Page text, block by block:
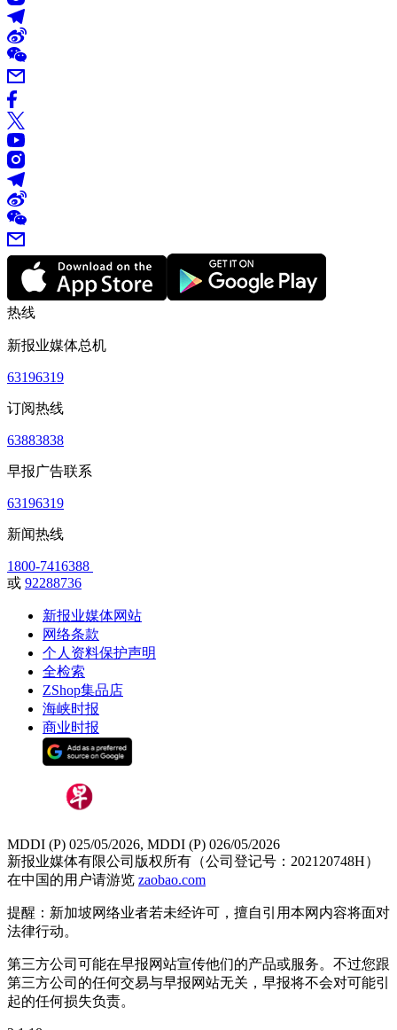
热线
新报业媒体总机
63196319
订阅热线
63883838
早报广告联系
63196319
新闻热线
1800-7416388
或 92288736
新报业媒体网站
网络条款
个人资料保护声明
全检索
ZShop集品店
海峡时报
商业时报
MDDI (P) 025/05/2026, MDDI (P) 026/05/2026
新报业媒体有限公司版权所有（公司登记号：202120748H）
在中国的用户请游览 zaobao.com
提醒：新加坡网络业者若未经许可，擅自引用本网内容将面对
法律行动。
第三方公司可能在早报网站宣传他们的产品或服务。不过您跟
第三方公司的任何交易与早报网站无关，早报将不会对可能引
起的任何损失负责。